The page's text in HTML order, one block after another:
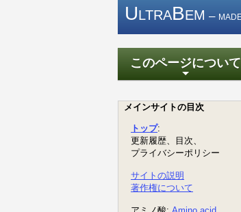
UltraBem –
+
このページについて